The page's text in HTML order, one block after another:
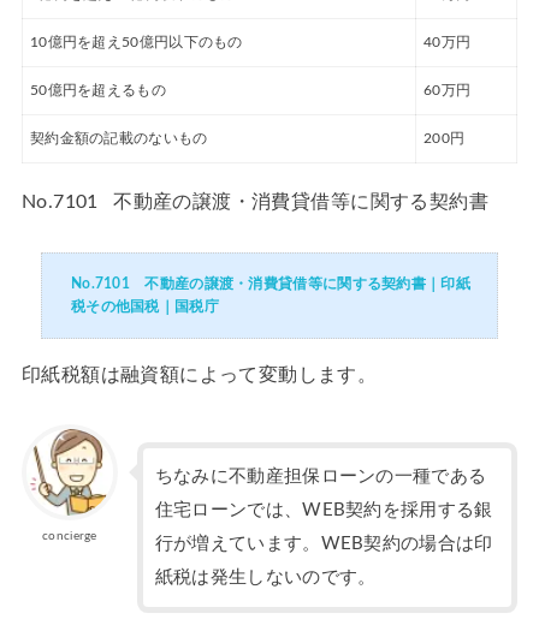
10億円を超え50億円以下のもの 40万円
50億円を超えるもの 60万円
契約金額の記載のないもの 200円
No.7101 不動産の譲渡・消費貸借等に関する契約書
No.7101 不動産の譲渡・消費貸借等に関する契約書｜印紙
税その他国税｜国税庁
印紙税額は融資額によって変動します。
concierge
ちなみに不動産担保ローンの一種である
住宅ローンでは、WEB契約を採用する銀
行が増えています。WEB契約の場合は印
紙税は発生しないのです。